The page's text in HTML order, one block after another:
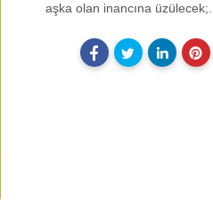
aşka olan inancına üzülecek;...